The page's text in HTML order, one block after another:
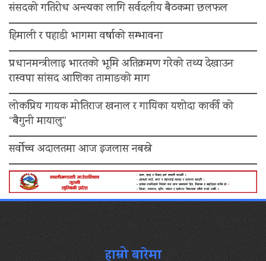
संसदको गतिरोध अन्त्यका लागि सर्वदलीय बैठकमा छलफल
हिमाली र पहाडी भागमा वर्षाको सम्भावना
प्रधानमन्त्रीलाइ भारतको भूमि अतिक्रमण गरेको तथ्य देखाउन
रास्वपा सांसद आशिका तामाङको माग
लोकप्रिय गायक मोतिराज खनाल र गायिका यशोदा कार्की को
“बैगुनी मायालु”
सर्वोच्च अदालतमा आज इजलास नबस्ने
हाम्रो बारेमा